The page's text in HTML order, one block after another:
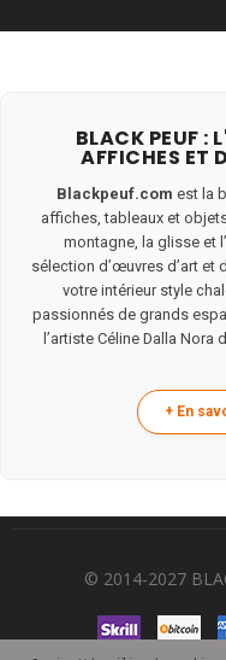
BLACK PEUF :
AFFICHES ET
Blackpeuf.com est la
affiches, tableaux et
montagne, la glisse et
sélection d’œuvres d’art et
votre intérieur style
passionnés de grands
l’artiste Céline Dalla
© 2014-2027